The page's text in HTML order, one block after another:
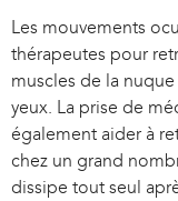
Les mouvements
thérapeutes pour
muscles de la
yeux. La prise de
également aider à
chez un grand
dissipe tout seul